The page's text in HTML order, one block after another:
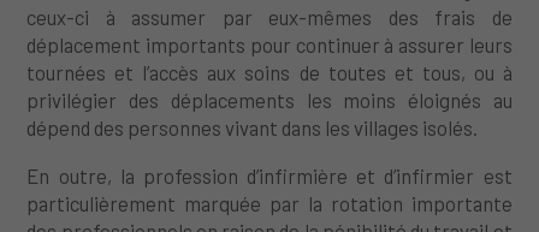
ceux-ci à assumer par eux-mêmes des frais de
déplacement importants pour continuer à assurer leurs
tournées et l’accès aux soins de toutes et tous, ou à
privilégier des déplacements les moins éloignés au
dépend des personnes vivant dans les villages isolés.
En outre, la profession d’infirmière et d’infirmier est
particulièrement marquée par la rotation importante